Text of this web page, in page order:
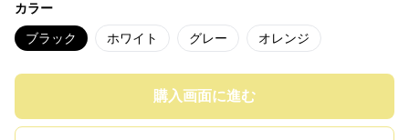
カラー
ブラック ホワイト グレー オレンジ
購入画面に進む